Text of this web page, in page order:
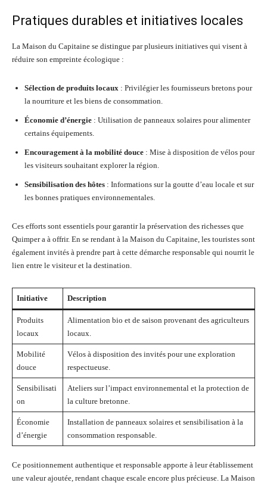
Pratiques durables et initiatives locales
La Maison du Capitaine se distingue par plusieurs initiatives qui visent à
réduire son empreinte écologique :
Sélection de produits locaux : Privilégier les fournisseurs bretons pour
la nourriture et les biens de consommation.
Économie d’énergie : Utilisation de panneaux solaires pour alimenter
certains équipements.
Encouragement à la mobilité douce : Mise à disposition de vélos pour
les visiteurs souhaitant explorer la région.
Sensibilisation des hôtes : Informations sur la goutte d’eau locale et sur
les bonnes pratiques environnementales.
Ces efforts sont essentiels pour garantir la préservation des richesses que
Quimper a à offrir. En se rendant à la Maison du Capitaine, les touristes sont
également invités à prendre part à cette démarche responsable qui nourrit le
lien entre le visiteur et la destination.
Initiative Description
Produits
locaux
Alimentation bio et de saison provenant des agriculteurs
locaux.
Mobilité
douce
Vélos à disposition des invités pour une exploration
respectueuse.
Sensibilisati
on
Ateliers sur l’impact environnemental et la protection de
la culture bretonne.
Économie
d’énergie
Installation de panneaux solaires et sensibilisation à la
consommation responsable.
Ce positionnement authentique et responsable apporte à leur établissement
une valeur ajoutée, rendant chaque escale encore plus précieuse. La Maison